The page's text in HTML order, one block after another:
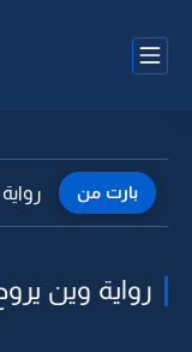
بارت من
رواية وين